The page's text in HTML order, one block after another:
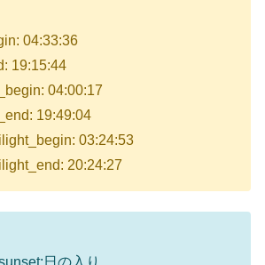
04:33:36
19:15:44
04:00:17
19:49:04
03:24:53
20:24:27
日の入り